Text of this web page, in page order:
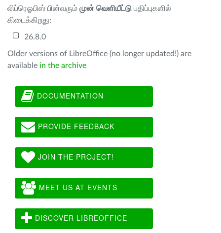
லிப்ரெஓபிஸ் பின்வரும் முன் வெளியீட்டு பதிப்புகளில்
கிடைக்கிறது:
26.8.0
Older versions of LibreOffice (no longer updated!) are
available in the archive
DOCUMENTATION
PROVIDE FEEDBACK
JOIN THE PROJECT!
MEET US AT EVENTS
DISCOVER LIBREOFFICE